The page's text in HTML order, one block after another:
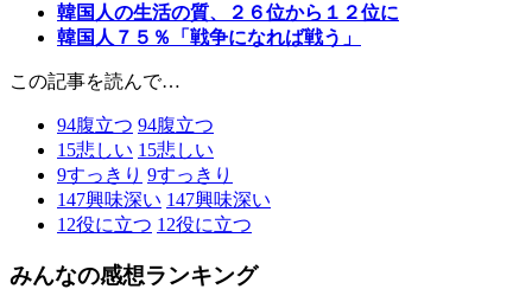
韓国人の生活の質、２６位から１２位に
韓国人７５％「戦争になれば戦う」
この記事を読んで…
94腹立つ 94腹立つ
15悲しい 15悲しい
9すっきり 9すっきり
147興味深い 147興味深い
12役に立つ 12役に立つ
みんなの感想ランキング